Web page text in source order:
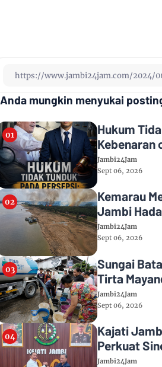
Anda mungkin menyukai
Hukum
Kebenaran
Jambi24Jam
Sept 06, 2026
Kemarau
Jambi
Jambi24Jam
Sept 06, 2026
Sungai
Tirta
Jambi24Jam
Sept 06, 2026
Kajati
Perkuat
Jambi24Jam